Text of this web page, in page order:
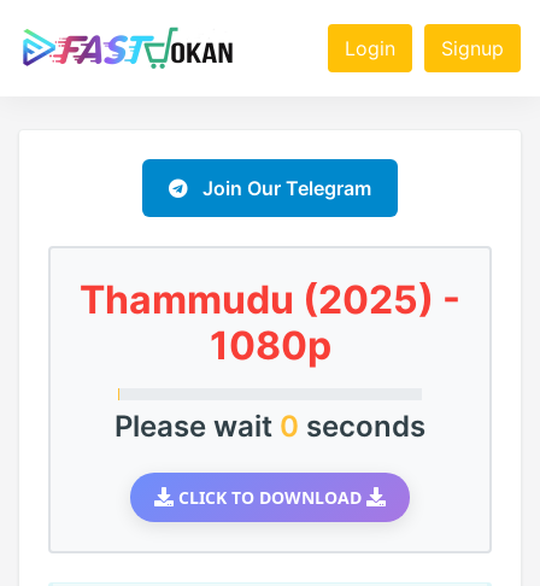
Login Signup
Join Our Telegram
Thammudu (2025) -
1080p
Please wait 0 seconds
CLICK TO DOWNLOAD